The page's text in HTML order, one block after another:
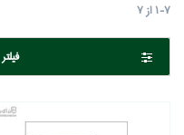
1-7از7
فيلتر